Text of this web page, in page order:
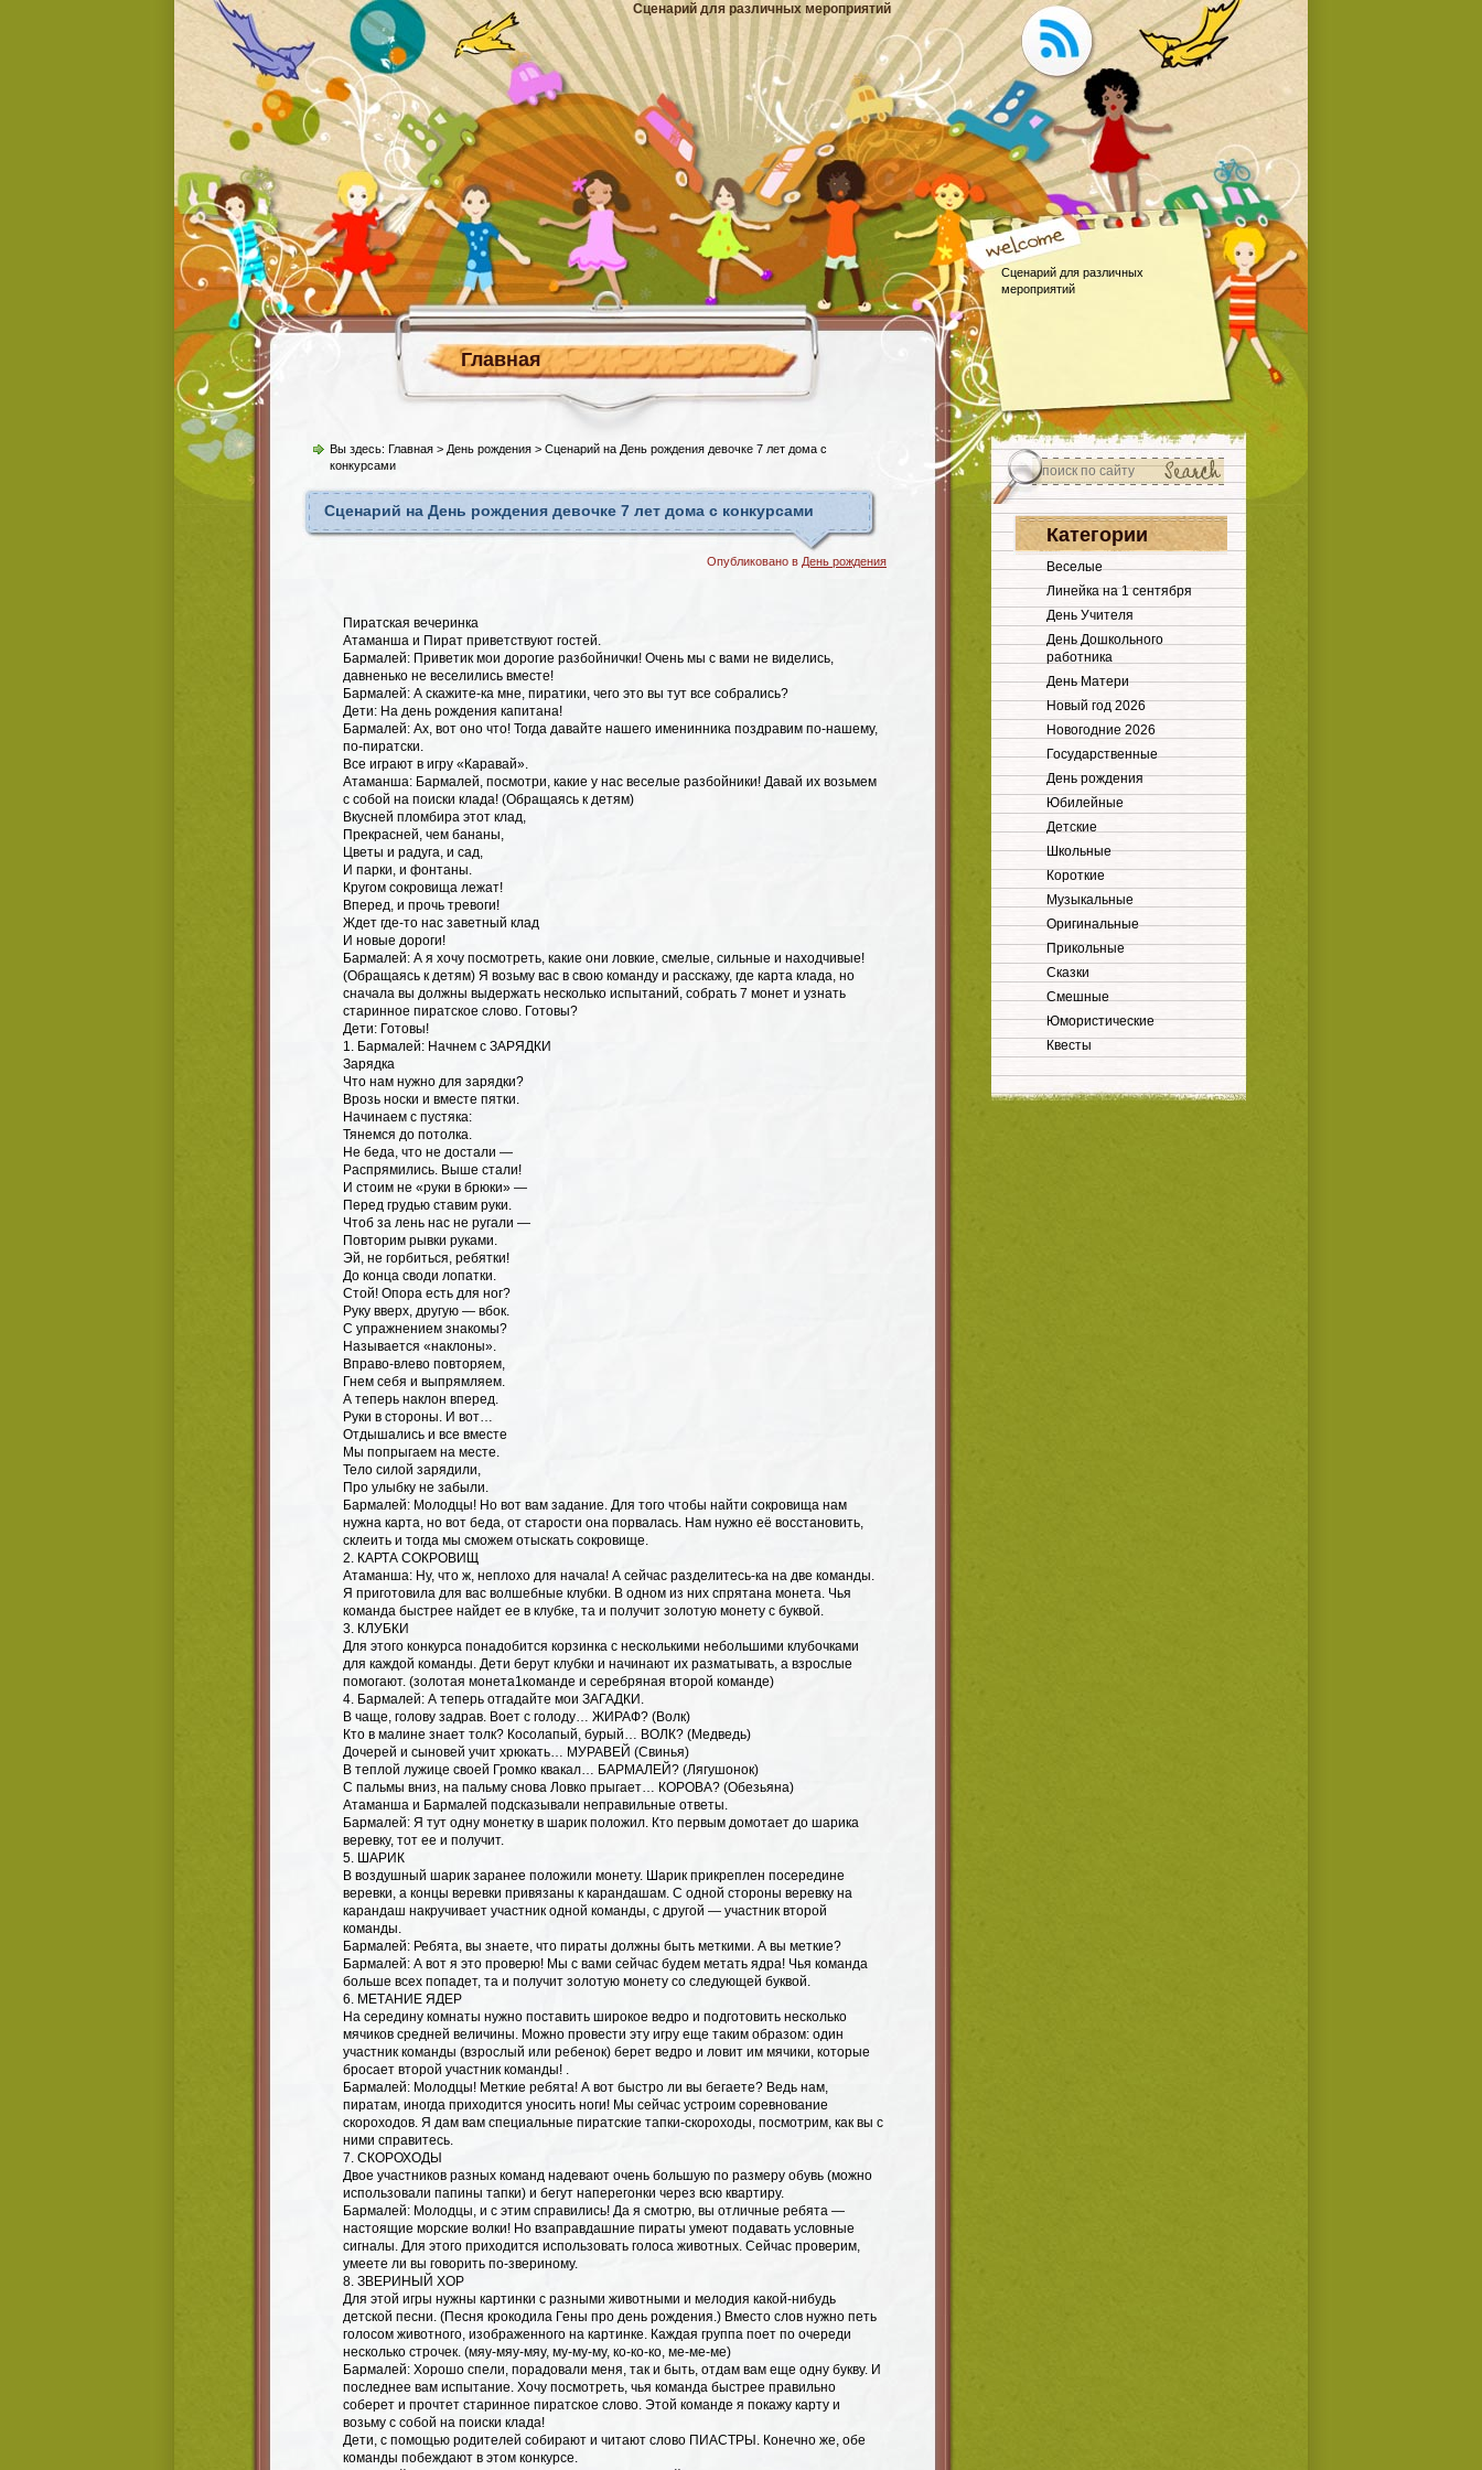
Сценарий для различных мероприятий
Главная
Сценарий для различных
мероприятий
Вы здесь: Главная > День рождения > Сценарий на День рождения девочке 7 лет дома с
конкурсами
Сценарий на День рождения девочке 7 лет дома с конкурсами
Опубликовано в День рождения
Пиратская вечеринка
Атаманша и Пират приветствуют гостей.
Бармалей: Приветик мои дорогие разбойнички! Очень мы с вами не виделись,
давненько не веселились вместе!
Бармалей: А скажите-ка мне, пиратики, чего это вы тут все собрались?
Дети: На день рождения капитана!
Бармалей: Ах, вот оно что! Тогда давайте нашего именинника поздравим по-нашему,
по-пиратски.
Все играют в игру «Каравай».
Атаманша: Бармалей, посмотри, какие у нас веселые разбойники! Давай их возьмем
с собой на поиски клада! (Обращаясь к детям)
Вкусней пломбира этот клад,
Прекрасней, чем бананы,
Цветы и радуга, и сад,
И парки, и фонтаны.
Кругом сокровища лежат!
Вперед, и прочь тревоги!
Ждет где-то нас заветный клад
И новые дороги!
Бармалей: А я хочу посмотреть, какие они ловкие, смелые, сильные и находчивые!
(Обращаясь к детям) Я возьму вас в свою команду и расскажу, где карта клада, но
сначала вы должны выдержать несколько испытаний, собрать 7 монет и узнать
старинное пиратское слово. Готовы?
Дети: Готовы!
1. Бармалей: Начнем с ЗАРЯДКИ
Зарядка
Что нам нужно для зарядки?
Врозь носки и вместе пятки.
Начинаем с пустяка:
Тянемся до потолка.
Не беда, что не достали —
Распрямились. Выше стали!
И стоим не «руки в брюки» —
Перед грудью ставим руки.
Чтоб за лень нас не ругали —
Повторим рывки руками.
Эй, не горбиться, ребятки!
До конца своди лопатки.
Стой! Опора есть для ног?
Руку вверх, другую — вбок.
С упражнением знакомы?
Называется «наклоны».
Вправо-влево повторяем,
Гнем себя и выпрямляем.
А теперь наклон вперед.
Руки в стороны. И вот…
Отдышались и все вместе
Мы попрыгаем на месте.
Тело силой зарядили,
Про улыбку не забыли.
Бармалей: Молодцы! Но вот вам задание. Для того чтобы найти сокровища нам
нужна карта, но вот беда, от старости она порвалась. Нам нужно её восстановить,
склеить и тогда мы сможем отыскать сокровище.
2. КАРТА СОКРОВИЩ
Атаманша: Ну, что ж, неплохо для начала! А сейчас разделитесь-ка на две команды.
Я приготовила для вас волшебные клубки. В одном из них спрятана монета. Чья
команда быстрее найдет ее в клубке, та и получит золотую монету с буквой.
3. КЛУБКИ
Для этого конкурса понадобится корзинка с несколькими небольшими клубочками
для каждой команды. Дети берут клубки и начинают их разматывать, а взрослые
помогают. (золотая монета1команде и серебряная второй команде)
4. Бармалей: А теперь отгадайте мои ЗАГАДКИ.
В чаще, голову задрав. Воет с голоду… ЖИРАФ? (Волк)
Кто в малине знает толк? Косолапый, бурый… ВОЛК? (Медведь)
Дочерей и сыновей учит хрюкать… МУРАВЕЙ (Свинья)
В теплой лужице своей Громко квакал… БАРМАЛЕЙ? (Лягушонок)
С пальмы вниз, на пальму снова Ловко прыгает… КОРОВА? (Обезьяна)
Атаманша и Бармалей подсказывали неправильные ответы.
Бармалей: Я тут одну монетку в шарик положил. Кто первым домотает до шарика
веревку, тот ее и получит.
5. ШАРИК
В воздушный шарик заранее положили монету. Шарик прикреплен посередине
веревки, а концы веревки привязаны к карандашам. С одной стороны веревку на
карандаш накручивает участник одной команды, с другой — участник второй
команды.
Бармалей: Ребята, вы знаете, что пираты должны быть меткими. А вы меткие?
Бармалей: А вот я это проверю! Мы с вами сейчас будем метать ядра! Чья команда
больше всех попадет, та и получит золотую монету со следующей буквой.
6. МЕТАНИЕ ЯДЕР
На середину комнаты нужно поставить широкое ведро и подготовить несколько
мячиков средней величины. Можно провести эту игру еще таким образом: один
участник команды (взрослый или ребенок) берет ведро и ловит им мячики, которые
бросает второй участник команды! .
Бармалей: Молодцы! Меткие ребята! А вот быстро ли вы бегаете? Ведь нам,
пиратам, иногда приходится уносить ноги! Мы сейчас устроим соревнование
скороходов. Я дам вам специальные пиратские тапки-скороходы, посмотрим, как вы с
ними справитесь.
7. СКОРОХОДЫ
Двое участников разных команд надевают очень большую по размеру обувь (можно
использовали папины тапки) и бегут наперегонки через всю квартиру.
Бармалей: Молодцы, и с этим справились! Да я смотрю, вы отличные ребята —
настоящие морские волки! Но взаправдашние пираты умеют подавать условные
сигналы. Для этого приходится использовать голоса животных. Сейчас проверим,
умеете ли вы говорить по-звериному.
8. ЗВЕРИНЫЙ ХОР
Для этой игры нужны картинки с разными животными и мелодия какой-нибудь
детской песни. (Песня крокодила Гены про день рождения.) Вместо слов нужно петь
голосом животного, изображенного на картинке. Каждая группа поет по очереди
несколько строчек. (мяу-мяу-мяу, му-му-му, ко-ко-ко, ме-ме-ме)
Бармалей: Хорошо спели, порадовали меня, так и быть, отдам вам еще одну букву. И
последнее вам испытание. Хочу посмотреть, чья команда быстрее правильно
соберет и прочтет старинное пиратское слово. Этой команде я покажу карту и
возьму с собой на поиски клада!
Дети, с помощью родителей собирают и читают слово ПИАСТРЫ. Конечно же, обе
команды побеждают в этом конкурсе.
Категории
Веселые
Линейка на 1 сентября
День Учителя
День Дошкольного
работника
День Матери
Новый год 2026
Новогодние 2026
Государственные
День рождения
Юбилейные
Детские
Школьные
Короткие
Музыкальные
Оригинальные
Прикольные
Сказки
Смешные
Юмористические
Квесты